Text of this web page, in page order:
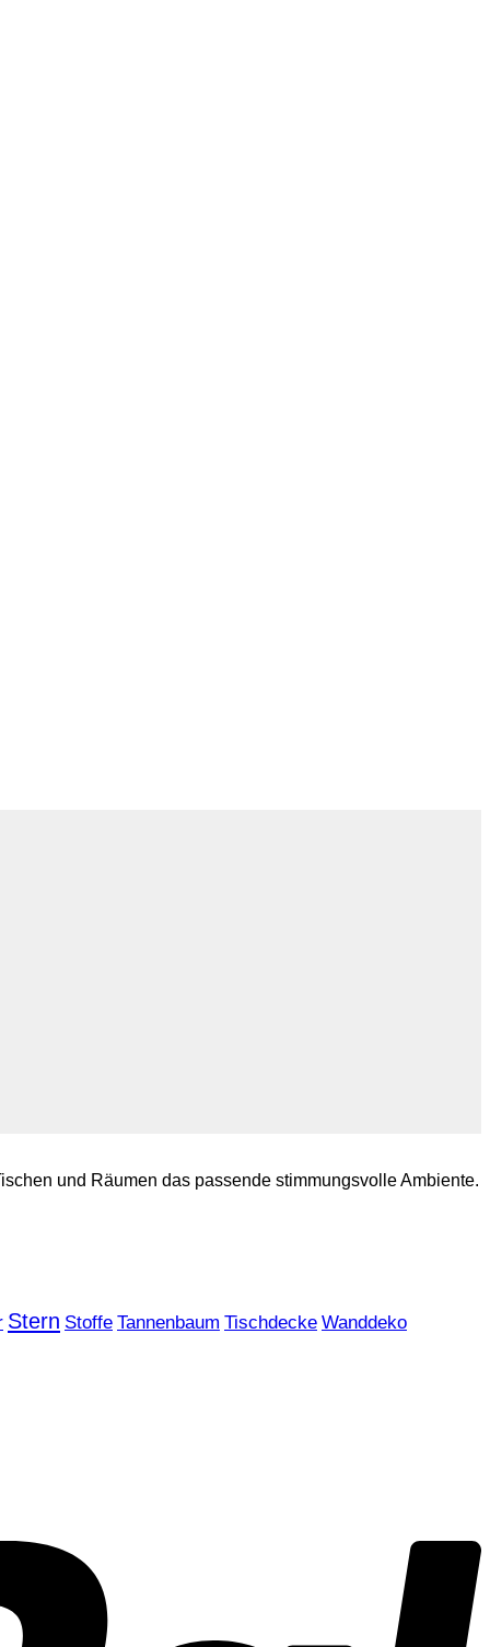
und Räumen das passende stimmungsvolle Ambiente.
Stern Stoffe Tannenbaum Tischdecke Wanddeko